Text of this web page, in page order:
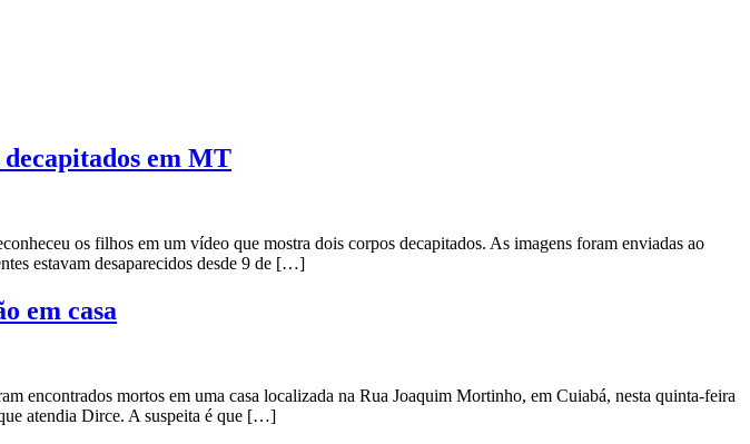
em MT
os filhos em um vídeo que mostra dois corpos decapitados. As imagens foram enviadas ao
estavam desaparecidos desde 9 de […]
em casa
mortos em uma casa localizada na Rua Joaquim Mortinho, em Cuiabá, nesta quinta-feira
atendia Dirce. A suspeita é que […]